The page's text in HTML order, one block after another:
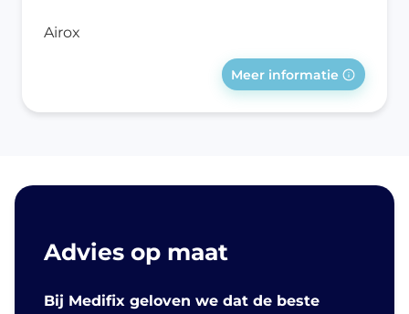
Airox
Meer informatie
Advies op maat
Bij Medifix geloven we dat de beste